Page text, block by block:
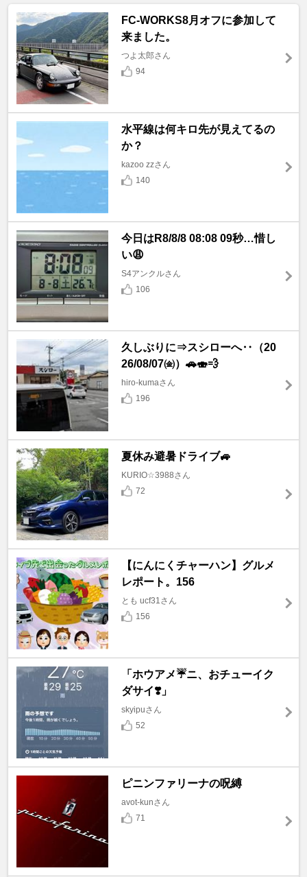
FC-WORKS8月オフに参加して
来ました。
つよ太郎さん
94
水平線は何キロ先が見えてるの
か？
kazoo zzさん
140
今日はR8/8/8 08:08 09秒…惜し
い😩
S4アンクルさん
106
久しぶりに⇒スシローへ‥（20
26/08/07㈮）🚗🍣💨
hiro-kumaさん
196
夏休み避暑ドライブ🚙
KURIO☆3988さん
72
【にんにくチャーハン】グルメ
レポート。156
とも ucf31さん
156
「ホウアメ☔️ニ、おチューイク
ダサイ❣️」
skyipuさん
52
ピニンファリーナの呪縛
avot-kunさん
71